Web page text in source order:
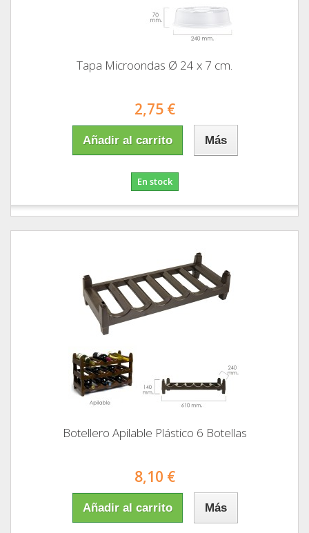
Tapa Microondas Ø 24 x 7 cm.
2,75 €
Añadir al carrito Más
En stock
Botellero Apilable Plástico 6 Botellas
8,10 €
Añadir al carrito Más